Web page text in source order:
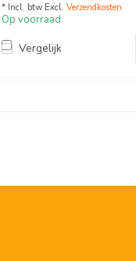
* Incl. btw Excl. Verzendkosten
Op voorraad
Vergelijk